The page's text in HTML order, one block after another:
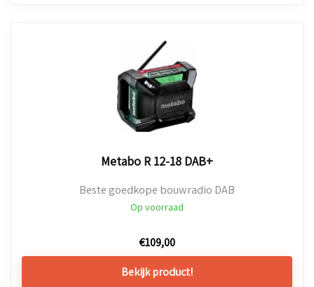
Metabo R 12-18 DAB+
Beste goedkope bouwradio DAB
Op voorraad
€109,00
Bekijk product!